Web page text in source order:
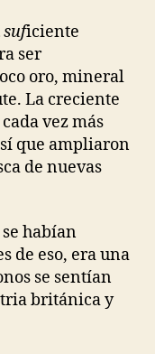
suficiente
ser
oro, mineral
La creciente
vez más
que ampliaron
de nuevas
se habían
de eso, era una
se sentían
británica y